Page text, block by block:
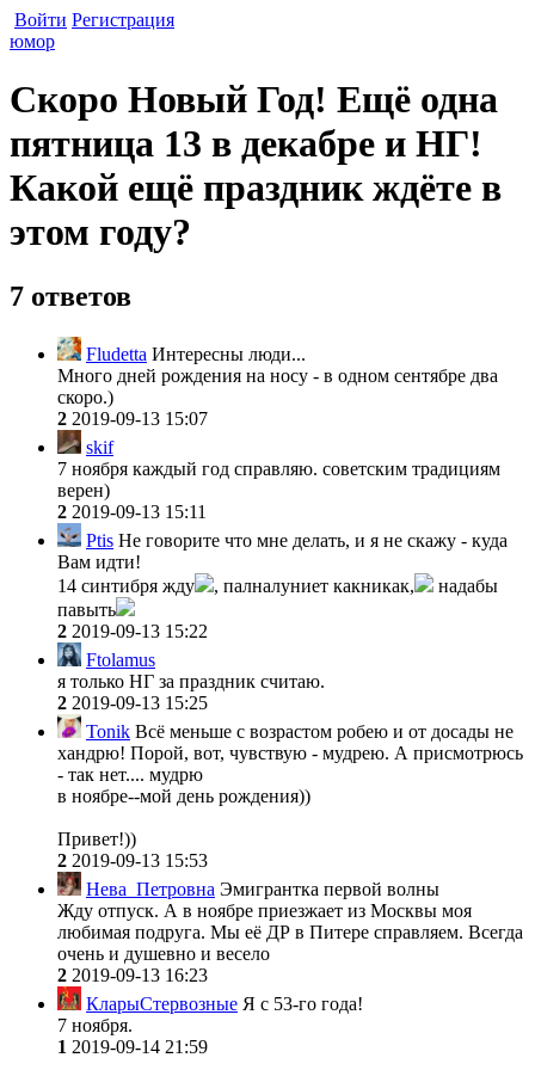
Войти Регистрация
юмор
Скоро Новый Год! Ещё одна
пятница 13 в декабре и НГ!
Какой ещё праздник ждёте в
этом году?
7 ответов
Fludetta Интересны люди...
Много дней рождения на носу - в одном сентябре два
скоро.)
2 2019-09-13 15:07
skif
7 ноября каждый год справляю. советским традициям
верен)
2 2019-09-13 15:11
Ptis Не говорите что мне делать, и я не скажу - куда
Вам идти!
14 синтибря жду
, палналуниет какникак,
надабы
павыть
2 2019-09-13 15:22
Ftolamus
я только НГ за праздник считаю.
2 2019-09-13 15:25
Tonik Всё меньше с возрастом робею и от досады не
хандрю! Порой, вот, чувствую - мудрею. А присмотрюсь
- так нет.... мудрю
в ноябре--мой день рождения))
Привет!))
2 2019-09-13 15:53
Нева_Петровна Эмигрантка первой волны
Жду отпуск. А в ноябре приезжает из Москвы моя
любимая подруга. Мы её ДР в Питере справляем. Всегда
очень и душевно и весело
2 2019-09-13 16:23
КларыСтервозные Я с 53-го года!
7 ноября.
1 2019-09-14 21:59